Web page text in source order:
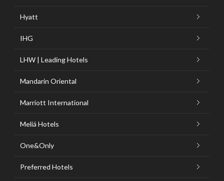
Hyatt
IHG
LHW | Leading Hotels
Mandarin Oriental
Marriott International
Meliá Hotels
One&Only
Preferred Hotels